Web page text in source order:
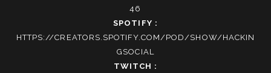
46
SPOTIFY :
HTTPS://CREATORS.SPOTIFY.COM/POD/SHOW/HACKIN
GSOCIAL
TWITCH :